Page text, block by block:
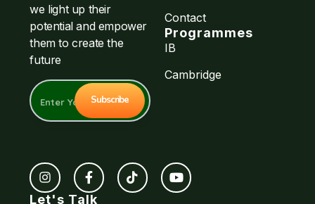
we light up their
potential and empower
them to create the
future
Contact
Programmes
IB
Cambridge
Let's Talk